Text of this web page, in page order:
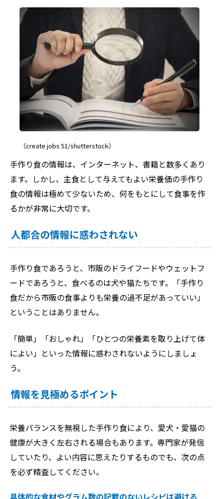
（create jobs 51/shutterstock）
手作り食の情報は、インターネット、書籍と数多くあり
ます。しかし、主食として与えてもよい栄養価の手作り
食の情報は極めて少ないため、何をもとにして食事を作
るかが非常に大切です。
人都合の情報に惑わされない
手作り食であろうと、市販のドライフードやウェットフ
ードであろうと、食べるのは犬や猫たちです。「手作り
食だから市販の食事よりも栄養の過不足があっていい」
ということはありません。
「簡単」「おしゃれ」「ひとつの栄養素を取り上げて体
によい」といった情報に惑わされないようにしましょ
う。
情報を見極めるポイント
栄養バランスを無視した手作り食により、愛犬・愛猫の
健康が大きく左右される場合もあります。専門家が発信
していたり、よい内容に思えたりするものでも、次の点
を必ず精査してください。
具体的な食材やグラム数の記載のないレシピは避ける